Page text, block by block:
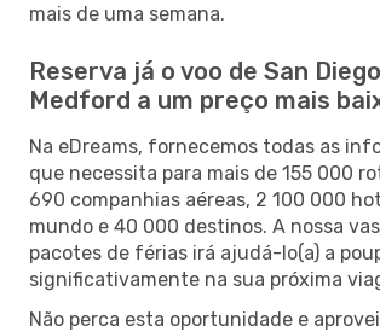
mais de uma semana.
Reserva já o voo de San
Medford a um preço mais
Na eDreams, fornecemos todas as
que necessita para mais de 155 000
690 companhias aéreas, 2 100 000
mundo e 40 000 destinos. A nossa
pacotes de férias irá ajudá-lo(a) a
significativamente na sua próxima
Não perca esta oportunidade e